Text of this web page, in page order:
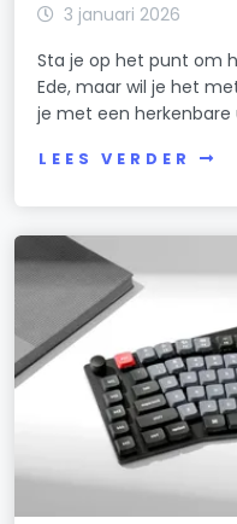
3 januari 2026
Sta je op het punt om
Ede, maar wil je het
je met een herkenbare
LEES VERDER